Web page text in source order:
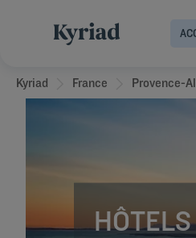
Kyriad France Provence-